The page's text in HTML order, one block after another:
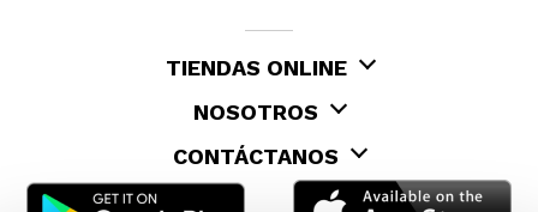
TIENDAS ONLINE
NOSOTROS
CONTÁCTANOS